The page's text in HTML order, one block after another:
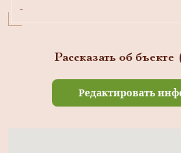
-
Рассказать об бъекте
Редактировать